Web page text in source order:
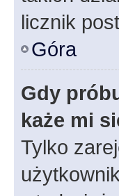
licznik
Góra
Gdy
każe mi
Tylko